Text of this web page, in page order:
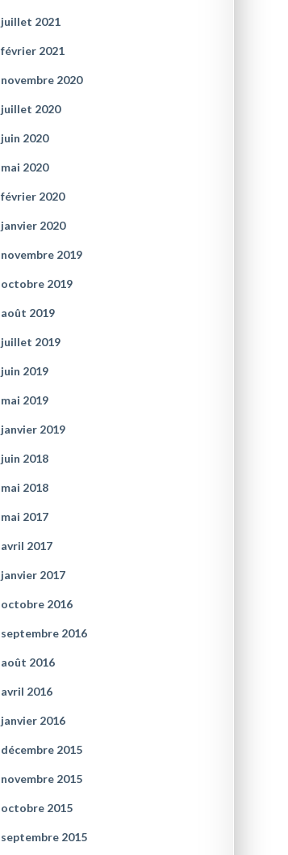
juillet 2021
février 2021
novembre 2020
juillet 2020
juin 2020
mai 2020
février 2020
janvier 2020
novembre 2019
octobre 2019
août 2019
juillet 2019
juin 2019
mai 2019
janvier 2019
juin 2018
mai 2018
mai 2017
avril 2017
janvier 2017
octobre 2016
septembre 2016
août 2016
avril 2016
janvier 2016
décembre 2015
novembre 2015
octobre 2015
septembre 2015